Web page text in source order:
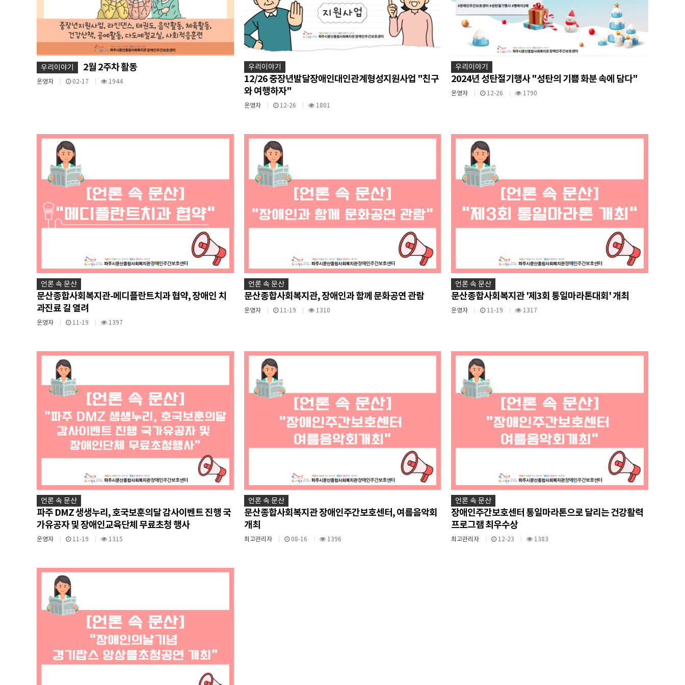
우리이야기 2월 2주차 활동
운영자 02-17 1944
우리이야기
12/26 중장년발달장애인대인관계형성지원사업 "친구
와 여행하자"
운영자 12-26 1801
우리이야기
2024년 성탄절기행사 "성탄의 기쁨 화분 속에 담다"
운영자 12-26 1790
언론 속 문산
문산종합사회복지관-메디플란트치과 협약, 장애인 치
과진료 길 열려
운영자 11-19 1397
언론 속 문산
문산종합사회복지관, 장애인과 함께 문화공연 관람
운영자 11-19 1310
언론 속 문산
문산종합사회복지관 '제3회 통일마라톤대회' 개최
운영자 11-19 1317
언론 속 문산
파주 DMZ 생생누리, 호국보훈의달 감사이벤트 진행 국
가유공자 및 장애인교육단체 무료초청 행사
운영자 11-19 1315
언론 속 문산
문산종합사회복지관 장애인주간보호센터, 여름음악회
개최
최고관리자 08-16 1396
언론 속 문산
장애인주간보호센터 통일마라톤으로 달리는 건강활력
프로그램 최우수상
최고관리자 12-23 1383